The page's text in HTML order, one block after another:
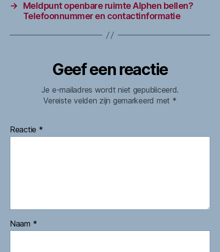
→
Meldpunt openbare ruimte Alphen bellen?
Telefoonnummer en contactinformatie
Geef een reactie
Je e-mailadres wordt niet gepubliceerd.
Vereiste velden zijn gemarkeerd met *
Reactie *
Naam *